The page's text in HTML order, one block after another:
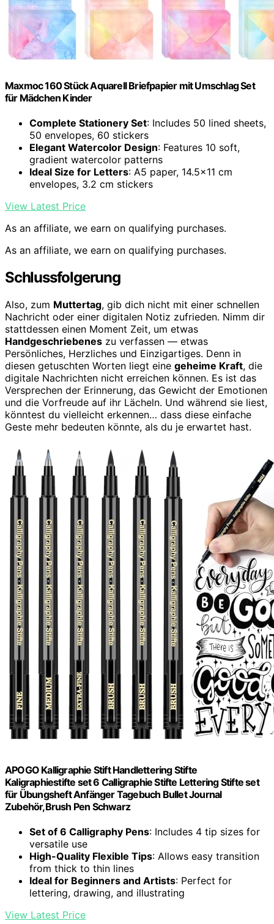
Maxmoc 160 Stück Aquarell Briefpapier mit Umschlag Set
für Mädchen Kinder
Complete Stationery Set: Includes 50 lined sheets,
50 envelopes, 60 stickers
Elegant Watercolor Design: Features 10 soft,
gradient watercolor patterns
Ideal Size for Letters: A5 paper, 14.5×11 cm
envelopes, 3.2 cm stickers
View Latest Price
As an affiliate, we earn on qualifying purchases.
As an affiliate, we earn on qualifying purchases.
Schlussfolgerung
Also, zum Muttertag, gib dich nicht mit einer schnellen
Nachricht oder einer digitalen Notiz zufrieden. Nimm dir
stattdessen einen Moment Zeit, um etwas
Handgeschriebenes zu verfassen — etwas
Persönliches, Herzliches und Einzigartiges. Denn in
diesen getuschten Worten liegt eine geheime Kraft, die
digitale Nachrichten nicht erreichen können. Es ist das
Versprechen der Erinnerung, das Gewicht der Emotionen
und die Vorfreude auf ihr Lächeln. Und während sie liest,
könntest du vielleicht erkennen… dass diese einfache
Geste mehr bedeuten könnte, als du je erwartet hast.
APOGO Kalligraphie Stift Handlettering Stifte
Kaligraphiestifte set 6 Calligraphie Stifte Lettering Stifte set
für Übungsheft Anfänger Tagebuch Bullet Journal
Zubehör,Brush Pen Schwarz
Set of 6 Calligraphy Pens: Includes 4 tip sizes for
versatile use
High-Quality Flexible Tips: Allows easy transition
from thick to thin lines
Ideal for Beginners and Artists: Perfect for
lettering, drawing, and illustrating
View Latest Price